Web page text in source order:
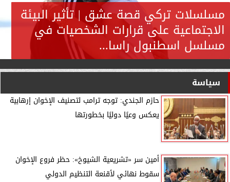
مسلسلات تركي قصة عشق | تأثير البيئة
الاجتماعية على قرارات الشخصيات في
مسلسل اسطنبول راسا...
سياسة
حازم الجندي: توجه ترامب لتصنيف الإخوان إرهابية
يعكس وعيًا دوليًا بخطورتها
أمين سر «تشريعية الشيوخ»: حظر فروع الإخوان
سقوط نهائي لأقنعة التنظيم الدولي